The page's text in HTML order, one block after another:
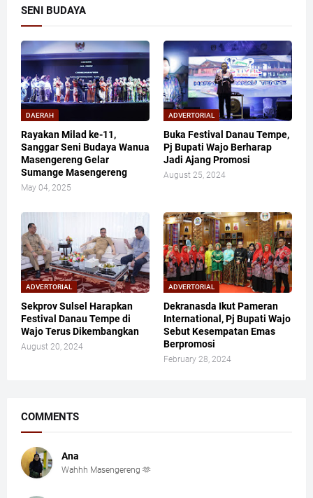
SENI BUDAYA
DAERAH
Rayakan Milad ke-11,
Sanggar Seni Budaya Wanua
Masengereng Gelar
Sumange Masengereng
May 04, 2025
ADVERTORIAL
Buka Festival Danau Tempe,
Pj Bupati Wajo Berharap
Jadi Ajang Promosi
August 25, 2024
ADVERTORIAL
Sekprov Sulsel Harapkan
Festival Danau Tempe di
Wajo Terus Dikembangkan
August 20, 2024
ADVERTORIAL
Dekranasda Ikut Pameran
International, Pj Bupati Wajo
Sebut Kesempatan Emas
Berpromosi
February 28, 2024
COMMENTS
Ana
Wahhh Masengereng 🫶